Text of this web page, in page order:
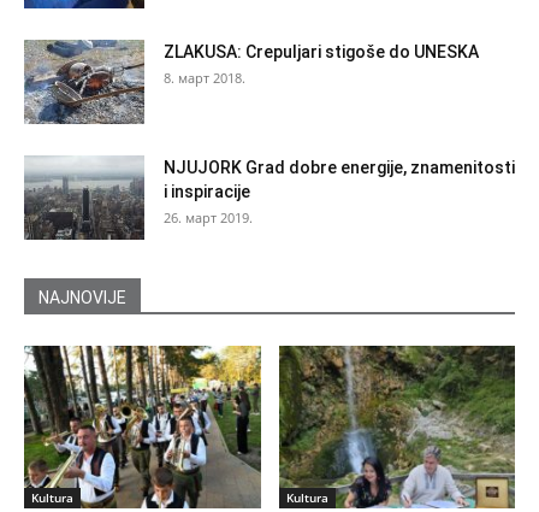
ZLAKUSA: Crepuljari stigoše do UNESKA
8. март 2018.
NJUJORK Grad dobre energije, znamenitosti
i inspiracije
26. март 2019.
NAJNOVIJE
Kultura Kultura